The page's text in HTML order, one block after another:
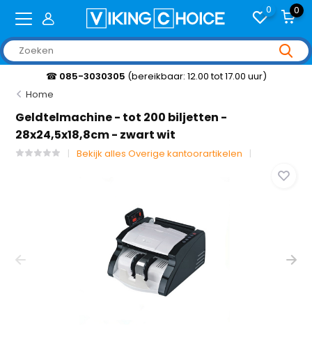
0 0
☎ 085-3030305 (bereikbaar: 12.00 tot 17.00 uur)
Home
Geldtelmachine - tot 200 biljetten -
28x24,5x18,8cm - zwart wit
Bekijk alles Overige kantoorartikelen